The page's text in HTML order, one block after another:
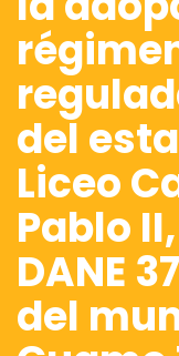
del
Liceo
Pablo
DANE
del